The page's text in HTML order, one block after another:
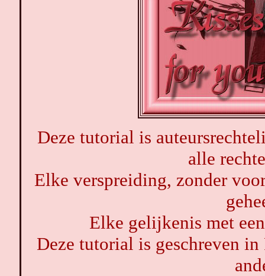
Deze tutorial is
alle
Elke verspreiding, zonder
Elke gelijkenis met
Deze tutorial is geschreven